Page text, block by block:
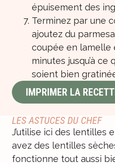
épuisement des
Terminez par une
ajoutez du
coupée en lamelle
minutes jusqu’à ce
soient bien
IMPRIMER LA
LES ASTUCES DU CHEF
J’utilise ici des lentilles
avez des lentilles
fonctionne tout aussi